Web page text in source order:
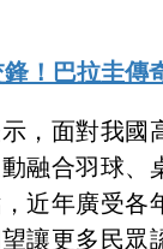
！巴拉圭傳
，面對我
融合羽球、
近年廣受
讓更多民